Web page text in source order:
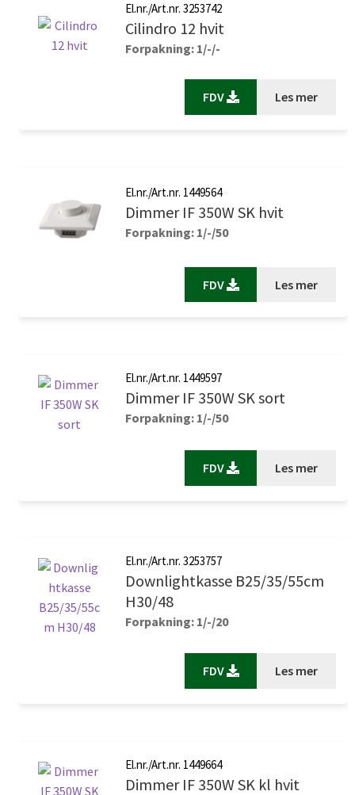
El.nr./Art.nr. 3253742
Cilindro 12 hvit
Forpakning: 1/-/-
FDV Les mer
El.nr./Art.nr. 1449564
Dimmer IF 350W SK hvit
Forpakning: 1/-/50
FDV Les mer
El.nr./Art.nr. 1449597
Dimmer IF 350W SK sort
Forpakning: 1/-/50
FDV Les mer
El.nr./Art.nr. 3253757
Downlightkasse B25/35/55cm
H30/48
Forpakning: 1/-/20
FDV Les mer
El.nr./Art.nr. 1449664
Dimmer IF 350W SK kl hvit